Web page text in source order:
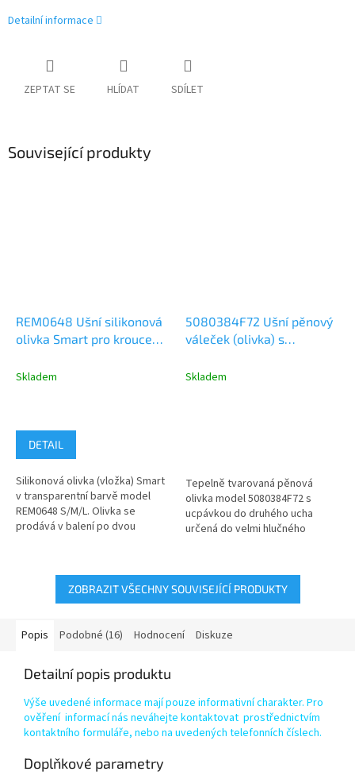
Detailní informace
ZEPTAT SE HLÍDAT SDÍLET
Související produkty
REM0648 Ušní silikonová
olivka Smart pro kroucený
pravá)
Skladem
DETAIL
Silikonová olivka (vložka) Smart
v transparentní barvě model
REM0648 S/M/L. Olivka se
prodává v balení po dvou
5080384F72 Ušní pěnový
váleček (olivka) s
prostředí
Skladem
Tepelně tvarovaná pěnová
olivka model 5080384F72 s
ucpávkou do druhého ucha
určená do velmi hlučného
ZOBRAZIT VŠECHNY SOUVISEJÍCÍ PRODUKTY
Popis Podobné (16) Hodnocení Diskuze
Detailní popis produktu
Výše uvedené informace mají pouze informativní charakter. Pro
ověření informací nás neváhejte kontaktovat prostřednictvím
kontaktního formuláře, nebo na uvedených telefonních číslech.
Doplňkové parametry